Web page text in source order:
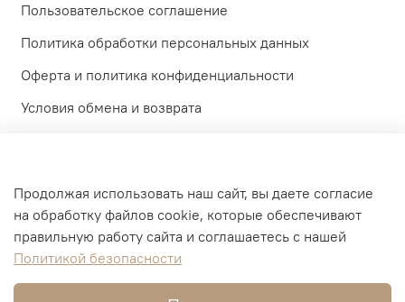
Пользовательское соглашение
Политика обработки персональных данных
Оферта и политика конфиденциальности
Условия обмена и возврата
Доставка
Оплата
Контакты
Продолжая использовать наш сайт, вы даете согласие
на обработку файлов cookie, которые обеспечивают
правильную работу сайта и соглашаетесь с нашей
Политикой безопасности